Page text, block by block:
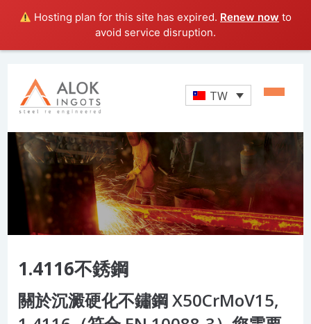
Hosting plan for this site has expired. Renew now to
avoid service disruption.
TW
1.4116不銹鋼
關於沉澱硬化不鏽鋼 X50CrMoV15,